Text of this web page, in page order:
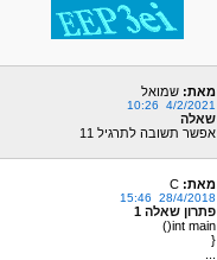
מאת: שמואל
4/2/2021 10:26
שאלה
אפשר תשובה לתרגיל 11
מאת: C
28/4/2018 15:46
פתרון שאלה 1
int main()
{